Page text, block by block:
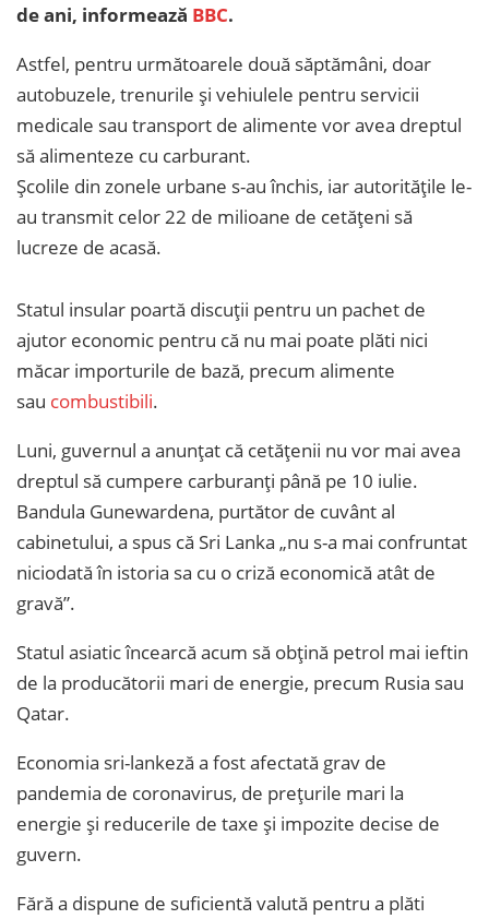
de ani, informează BBC.
Astfel, pentru următoarele două săptămâni, doar
autobuzele, trenurile și vehiulele pentru servicii
medicale sau transport de alimente vor avea dreptul
să alimenteze cu carburant.
Școlile din zonele urbane s-au închis, iar autoritățile le-
au transmit celor 22 de milioane de cetățeni să
lucreze de acasă.
Statul insular poartă discuții pentru un pachet de
ajutor economic pentru că nu mai poate plăti nici
măcar importurile de bază, precum alimente
sau combustibili.
Luni, guvernul a anunțat că cetățenii nu vor mai avea
dreptul să cumpere carburanți până pe 10 iulie.
Bandula Gunewardena, purtător de cuvânt al
cabinetului, a spus că Sri Lanka „nu s-a mai confruntat
niciodată în istoria sa cu o criză economică atât de
gravă”.
Statul asiatic încearcă acum să obțină petrol mai ieftin
de la producătorii mari de energie, precum Rusia sau
Qatar.
Economia sri-lankeză a fost afectată grav de
pandemia de coronavirus, de prețurile mari la
energie și reducerile de taxe și impozite decise de
guvern.
Fără a dispune de suficientă valută pentru a plăti